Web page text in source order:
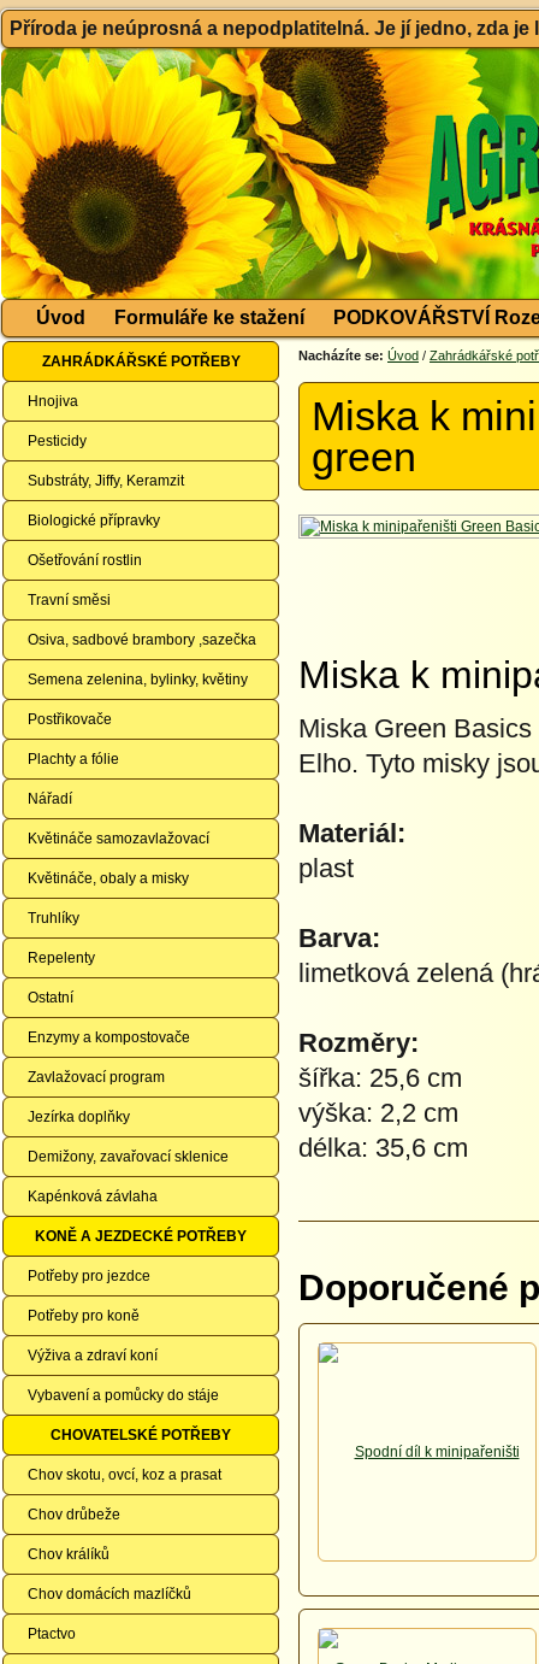
Příroda je neúprosná a nepodplatitelná. Je jí jedno, zda
Úvod Formuláře ke stažení PODKOVÁŘSTVÍ
ZAHRÁDKÁŘSKÉ POTŘEBY
Hnojiva
Pesticidy
Substráty, Jiffy, Keramzit
Biologické přípravky
Ošetřování rostlin
Travní směsi
Osiva, sadbové brambory ,sazečka
Semena zelenina, bylinky, květiny
Postřikovače
Plachty a fólie
Nářadí
Květináče samozavlažovací
Květináče, obaly a misky
Truhlíky
Repelenty
Ostatní
Enzymy a kompostovače
Zavlažovací program
Jezírka doplňky
Demižony, zavařovací sklenice
Kapénková závlaha
KONĚ A JEZDECKÉ POTŘEBY
Potřeby pro jezdce
Potřeby pro koně
Výživa a zdraví koní
Vybavení a pomůcky do stáje
CHOVATELSKÉ POTŘEBY
Chov skotu, ovcí, koz a prasat
Chov drůbeže
Chov králíků
Chov domácích mazlíčků
Ptactvo
Nacházíte se: Úvod / Zahrádkářské
Miska k
green
Miska k
Miska Green
Elho. Tyto misky
Materiál:
plast
Barva:
limetková zelená
Rozměry:
šířka: 25,6 cm
výška: 2,2 cm
délka: 35,6 cm
Doporučené